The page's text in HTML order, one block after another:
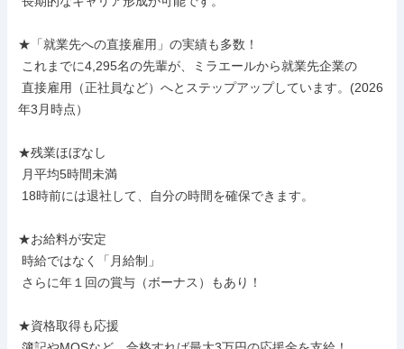
★「就業先への直接雇用」の実績も多数！
年3月時点）
★残業ほぼなし
★お給料が安定
★資格取得も応援